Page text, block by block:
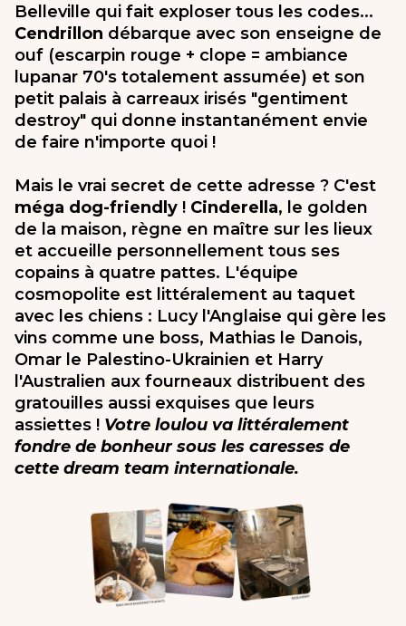
Belleville qui fait exploser tous les codes...
Cendrillon débarque avec son enseigne de
ouf (escarpin rouge + clope = ambiance
lupanar 70's totalement assumée) et son
petit palais à carreaux irisés "gentiment
destroy" qui donne instantanément envie
de faire n'importe quoi !
Mais le vrai secret de cette adresse ? C'est
méga dog-friendly ! Cinderella, le golden
de la maison, règne en maître sur les lieux
et accueille personnellement tous ses
copains à quatre pattes. L'équipe
cosmopolite est littéralement au taquet
avec les chiens : Lucy l'Anglaise qui gère les
vins comme une boss, Mathias le Danois,
Omar le Palestino-Ukrainien et Harry
l'Australien aux fourneaux distribuent des
gratouilles aussi exquises que leurs
assiettes ! Votre loulou va littéralement
fondre de bonheur sous les caresses de
cette dream team internationale.